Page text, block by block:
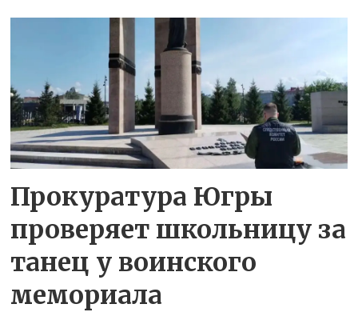
Прокуратура Югры
проверяет школьницу за
танец у воинского
мемориала